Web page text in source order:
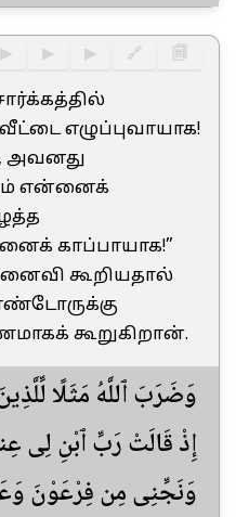
▶ ▶ ▶ 🔗 🗐
எழுப்புவாயாக!
அவனது
என்னைக்
காப்பாயாக!”
கூறியதால்
கூறுகிறான்.
وَضَرَبَ ٱللَّهُ مَثَلًا
إِذْ قَالَتْ رَبِّ ٱبْنِ لِى
وَنَجِّنِى مِن فِرْعَوْنَ